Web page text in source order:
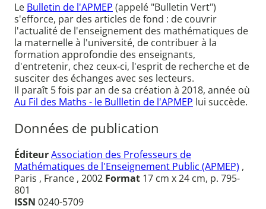
Le Bulletin de l'APMEP (appelé "Bulletin Vert")
s'efforce, par des articles de fond : de couvrir
l'actualité de l'enseignement des mathématiques de
la maternelle à l'université, de contribuer à la
formation approfondie des enseignants,
d'entretenir, chez ceux-ci, l'esprit de recherche et de
susciter des échanges avec ses lecteurs.
Il paraît 5 fois par an de sa création à 2018, année où
Au Fil des Maths - le Bullletin de l'APMEP lui succède.
Données de publication
ÉditeurAssociation des Professeurs de
Mathématiques de l'Enseignement Public (APMEP) ,
Paris , France , 2002 Format 17 cm x 24 cm, p. 795-
801
ISSN 0240-5709